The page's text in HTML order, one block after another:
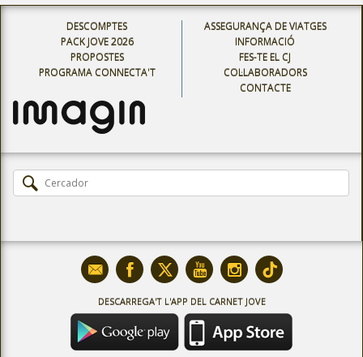
DESCOMPTES
PACK JOVE 2026
PROPOSTES
PROGRAMA CONNECTA'T
ASSEGURANÇA DE VIATGES
INFORMACIÓ
FES-TE EL CJ
COL·LABORADORS
CONTACTE
DESCARREGA'T L'APP DEL CARNET JOVE